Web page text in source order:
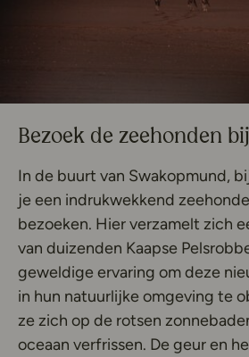
Bezoek de zeehonden
In de buurt van Swakopmund,
je een indrukwekkend
bezoeken. Hier verzamelt zich
van duizenden Kaapse
geweldige ervaring om deze
in hun natuurlijke omgeving te
ze zich op de rotsen
oceaan verfrissen. De geur en